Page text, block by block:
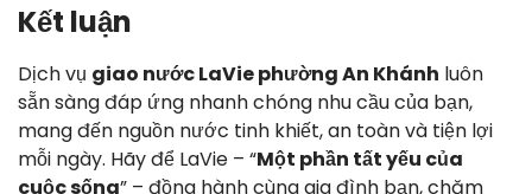
Kết luận
Dịch vụ giao nước LaVie phường An Khánh luôn
sẵn sàng đáp ứng nhanh chóng nhu cầu của bạn,
mang đến nguồn nước tinh khiết, an toàn và tiện lợi
mỗi ngày. Hãy để LaVie – “Một phần tất yếu của
cuộc sống” – đồng hành cùng gia đình bạn, chăm